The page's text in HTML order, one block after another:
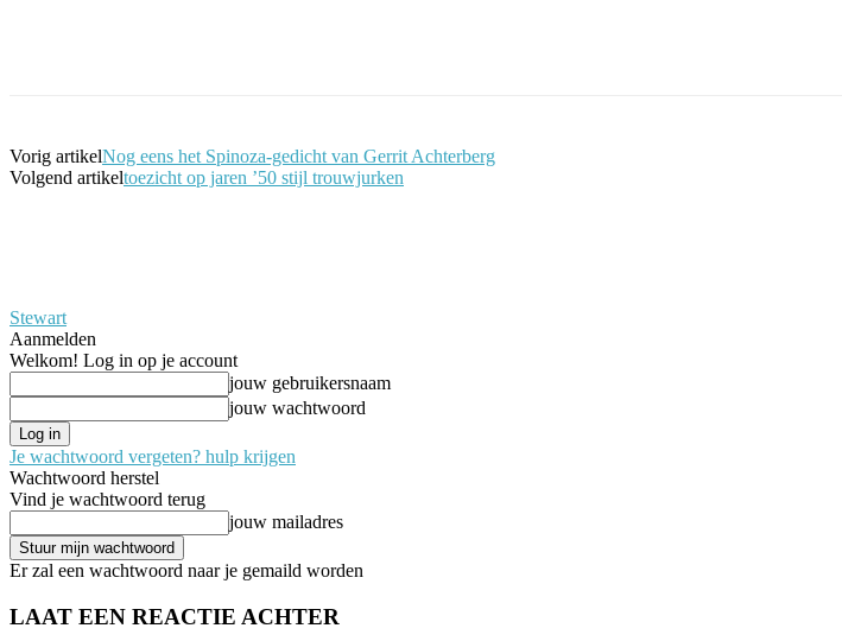
Vorig artikelNog eens het Spinoza-gedicht van Gerrit Achterberg
Volgend artikeltoezicht op jaren ’50 stijl trouwjurken
Stewart
Aanmelden
Welkom! Log in op je account
jouw gebruikersnaam
jouw wachtwoord
Je wachtwoord vergeten? hulp krijgen
Wachtwoord herstel
Vind je wachtwoord terug
jouw mailadres
Er zal een wachtwoord naar je gemaild worden
LAAT EEN REACTIE ACHTER